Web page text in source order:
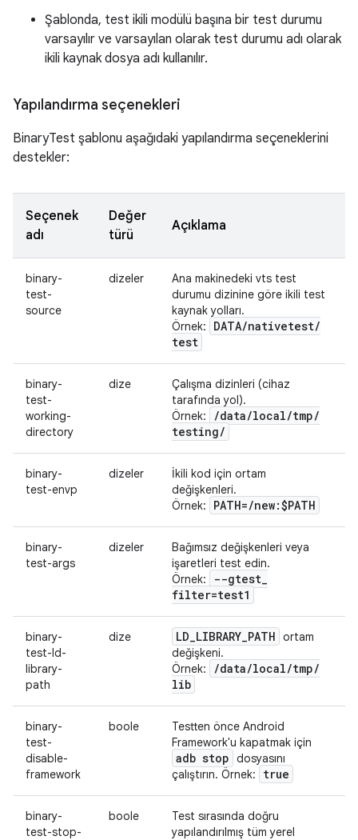
Şablonda, test ikili modülü başına bir test durumu
varsayılır ve varsayılan olarak test durumu adı olarak
ikili kaynak dosya adı kullanılır.
Yapılandırma seçenekleri
BinaryTest şablonu aşağıdaki yapılandırma seçeneklerini
destekler:
Seçenek
adı
Değer
türü
Açıklama
binary-
test-
source
dizeler
Ana makinedeki vts test
durumu dizinine göre ikili test
kaynak yolları.
Örnek:
DATA/nativetest/
test
binary-
test-
working-
directory
dize
Çalışma dizinleri (cihaz
tarafında yol).
Örnek:
/data/local/tmp/
testing/
binary-
test-envp
dizeler
İkili kod için ortam
değişkenleri.
Örnek:
PATH=/new:$PATH
binary-
test-args
dizeler
Bağımsız değişkenleri veya
işaretleri test edin.
Örnek:
--gtest_
filter=test1
binary-
test-ld-
library-
path
dize LD_LIBRARY_PATH ortam
değişkeni.
Örnek:
/data/local/tmp/
lib
binary-
test-
disable-
framework
boole
Testten önce Android
Framework'u kapatmak için
adb stop dosyasını
çalıştırın. Örnek:
true
binary-
test-stop-
boole
Test sırasında doğru
yapılandırılmış tüm yerel